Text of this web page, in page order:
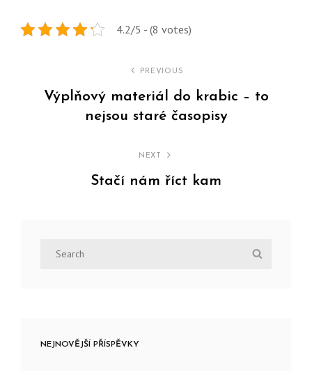
4.2/5 - (8 votes)
pro
příspěvek
PREVIOUS
Výplňový materiál do krabic – to
nejsou staré časopisy
NEXT
Stačí nám říct kam
NEJNOVĚJŠÍ PŘÍSPĚVKY